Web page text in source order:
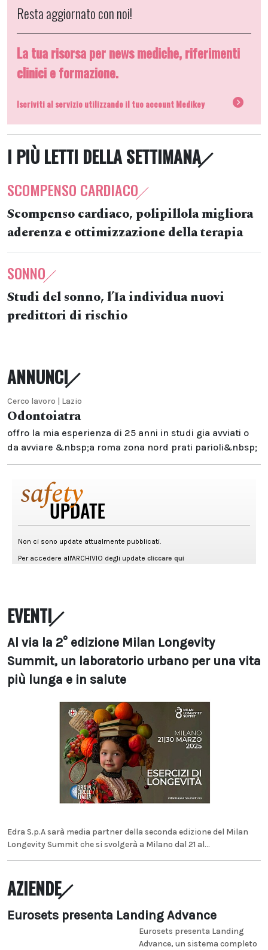
Resta aggiornato con noi!
La tua risorsa per news mediche, riferimenti
clinici e formazione.
Iscriviti al servizio utilizzando il tuo account Medikey
I PIÙ LETTI DELLA SETTIMANA
SCOMPENSO CARDIACO
Scompenso cardiaco, polipillola migliora
aderenza e ottimizzazione della terapia
SONNO
Studi del sonno, l’Ia individua nuovi
predittori di rischio
ANNUNCI
Cerco lavoro | Lazio
Odontoiatra
offro la mia esperienza di 25 anni in studi gia avviati o
da avviare &nbsp;a roma zona nord prati parioli&nbsp;
EVENTI
Al via la 2° edizione Milan Longevity
Summit, un laboratorio urbano per una vita
più lunga e in salute
Edra S.p.A sarà media partner della seconda edizione del Milan
Longevity Summit che si svolgerà a Milano dal 21 al...
AZIENDE
Eurosets presenta Landing Advance
Eurosets presenta Landing
Advance, un sistema completo